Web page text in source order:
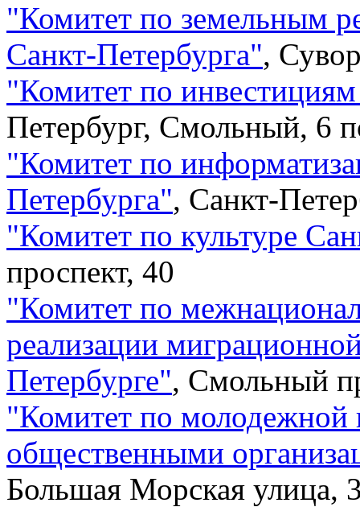
"Комитет по земельным
Санкт-Петербурга",
"Комитет по
Петербург, Смольный, 6
"Комитет по
Петербурга", Санкт-
"Комитет по культуре
проспект, 40
"Комитет по
реализации
Петербурге", Смольный
"Комитет по молодежной
общественными
Большая Морская улица,